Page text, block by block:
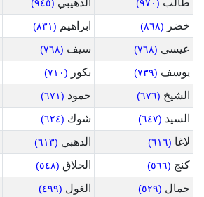
طالب (٩٧٠) الدهيبي (٩٤٥)
خضر (٨٦٨) ابراهيم (٨٣١)
عيسى (٧٦٨) سيف (٧٦٨)
يوسف (٧٣٩) بكور (٧١٠)
الشيخ (٦٧٦) حمود (٦٧١)
السيد (٦٤٧) شوك (٦٢٤)
لاغا (٦١٦) الدهبي (٦١٣)
كنج (٥٦٦) الحلاق (٥٤٨)
جمال (٥٢٩) الغول (٤٩٩)